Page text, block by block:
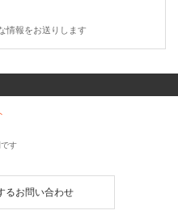
情報をお送りします
す
るお問い合わせ